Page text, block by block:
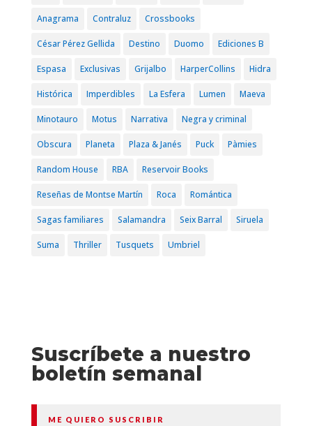
Anagrama Contraluz Crossbooks
César Pérez Gellida Destino Duomo Ediciones B
Espasa Exclusivas Grijalbo HarperCollins Hidra
Histórica Imperdibles La Esfera Lumen Maeva
Minotauro Motus Narrativa Negra y criminal
Obscura Planeta Plaza & Janés Puck Pàmies
Random House RBA Reservoir Books
Reseñas de Montse Martín Roca Romántica
Sagas familiares Salamandra Seix Barral Siruela
Suma Thriller Tusquets Umbriel
Suscríbete a nuestro
boletín semanal
ME QUIERO SUSCRIBIR